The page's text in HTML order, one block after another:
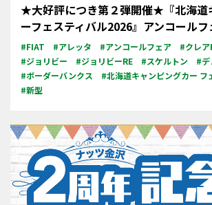
★大好評につき第２弾開催★『北海道
ーフェスティバル2026』アンコールフ
#FIAT #アレッタ #アンコールフェア #クレア
#ジョリビー
#ジョリビーRE #スケルトン
#デ
#ボーダーバンクス
#北海道キャンピングカー フ
#新型